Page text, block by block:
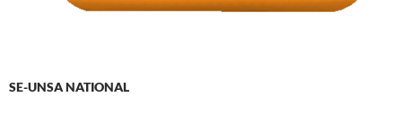
SE-UNSA NATIONAL